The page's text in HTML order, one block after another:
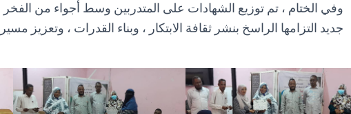
وفي الختام ، تم توزيع الشهادات على المتدربين وسط أجواء من الفخر
جديد التزامها الراسخ بنشر ثقافة الابتكار ، وبناء القدرات ، وتعزيز